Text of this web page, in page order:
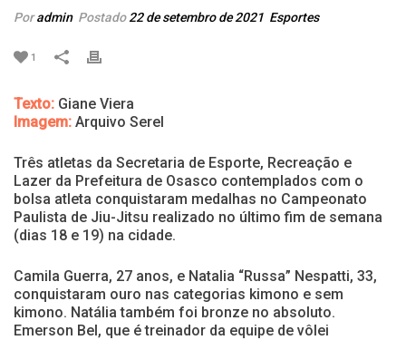
Poradmin Postado22 de setembro de 2021 Esportes
1
Texto: Giane Viera
Imagem: Arquivo Serel
Três atletas da Secretaria de Esporte, Recreação e
Lazer da Prefeitura de Osasco contemplados com o
bolsa atleta conquistaram medalhas no Campeonato
Paulista de Jiu-Jitsu realizado no último fim de semana
(dias 18 e 19) na cidade.
Camila Guerra, 27 anos, e Natalia “Russa” Nespatti, 33,
conquistaram ouro nas categorias kimono e sem
kimono. Natália também foi bronze no absoluto.
Emerson Bel, que é treinador da equipe de vôlei